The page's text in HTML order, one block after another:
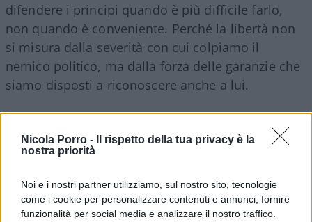
Nicola Porro -
Il rispetto della tua privacy è la
nostra priorità
Noi e i nostri partner utilizziamo, sul nostro sito, tecnologie
come i cookie per personalizzare contenuti e annunci, fornire
funzionalità per social media e analizzare il nostro traffico.
difendere i principi quando è più difficile farlo,
non quando è conveniente. Perché la libertà non
si misura dalla severità con cui colpiamo il
nemico politico, ma dalla forza delle garanzie che
siamo disposti a riconoscere anche a lui.